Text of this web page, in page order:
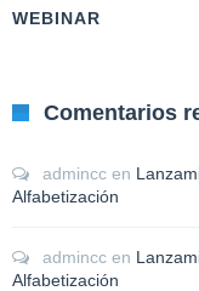
WEBINAR
Comentarios
admincc en
Alfabetización
admincc en
Alfabetización